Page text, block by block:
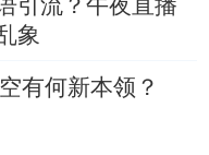
象
有何新本领？